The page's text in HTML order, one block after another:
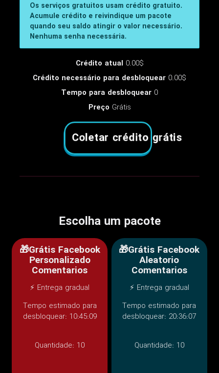
Os serviços gratuitos usam crédito gratuito.
Acumule crédito e reivindique um pacote
quando seu saldo atingir o valor necessário.
Nenhuma senha necessária.
Crédito atual 0.00$
Crédito necessário para desbloquear 0.00$
Tempo para desbloquear 0
Preço Grátis
Coletar crédito grátis
Escolha um pacote
🎁Grátis Facebook
Personalizado
Comentarios
⚡ Entrega gradual
Tempo estimado para
desbloquear: 10:45:09
Quantidade: 10
🎁Grátis Facebook
Aleatorio
Comentarios
⚡ Entrega gradual
Tempo estimado para
desbloquear: 20:36:07
Quantidade: 10